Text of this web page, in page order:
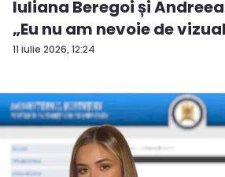
11 iulie 2026, 12:24
Iuliana Beregoi și
„Eu nu am nevoie de